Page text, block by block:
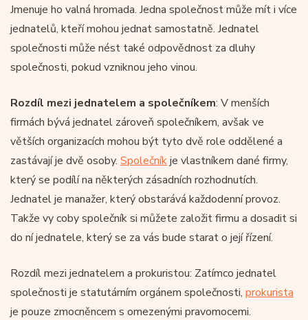
Jmenuje ho valná hromada. Jedna společnost může mít i více
jednatelů, kteří mohou jednat samostatně. Jednatel
společnosti může nést také odpovědnost za dluhy
společnosti, pokud vzniknou jeho vinou.
Rozdíl mezi jednatelem a společníkem: V menších
firmách bývá jednatel zároveň společníkem, avšak ve
větších organizacích mohou být tyto dvě role oddělené a
zastávají je dvě osoby. Společníkje vlastníkem dané firmy,
který se podílí na některých zásadních rozhodnutích.
Jednatel je manažer, který obstarává každodenní provoz.
Takže vy coby společník si můžete založit firmu a dosadit si
do ní jednatele, který se za vás bude starat o její řízení.
Rozdíl mezi jednatelem a prokuristou: Zatímco jednatel
společnosti je statutárním orgánem společnosti, prokurista
je pouze zmocněncem s omezenými pravomocemi.